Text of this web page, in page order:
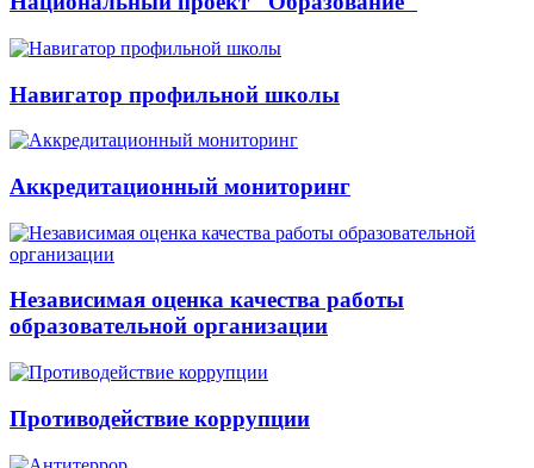
Навигатор профильной школы
Аккредитационный мониторинг
Независимая оценка качества работы
образовательной организации
Противодействие коррупции